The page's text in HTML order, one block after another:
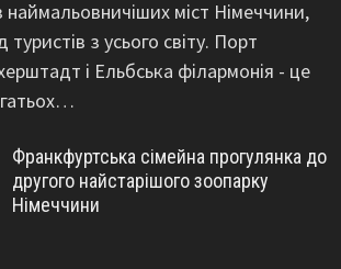
наймальовничіших міст Німеччини,
з усього світу. Порт
і Ельбська філармонія - це
Франкфуртська сімейна прогулянка до
другого найстарішого зоопарку
Німеччини